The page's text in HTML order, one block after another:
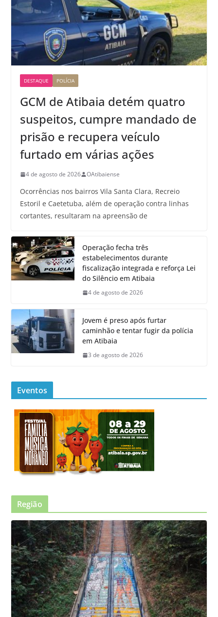
DESTAQUE POLÍCIA
GCM de Atibaia detém quatro
suspeitos, cumpre mandado de
prisão e recupera veículo
furtado em várias ações
4 de agosto de 2026 OAtibaiense
Ocorrências nos bairros Vila Santa Clara, Recreio
Estoril e Caetetuba, além de operação contra linhas
cortantes, resultaram na apreensão de
Operação fecha três
estabelecimentos durante
fiscalização integrada e reforça Lei
do Silêncio em Atibaia
4 de agosto de 2026
Jovem é preso após furtar
caminhão e tentar fugir da polícia
em Atibaia
3 de agosto de 2026
Eventos
Região